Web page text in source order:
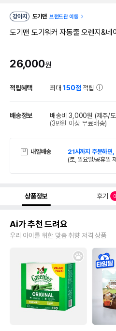
강아지 도기맨 브랜드관 이동
도기맨 도기워커 자동줄 오렌지&네
26,000원
적립혜택 최대150점 적립
배송정보 배송비 3,000원 (제주/
(3만원 이상 무료배송)
내일배송 21시까지 주문하면,
(토, 일요일/공휴일
상품정보 후기 0
Ai가 추천 드려요
우리 아이를 위한 맞춤 취향 저격 상품